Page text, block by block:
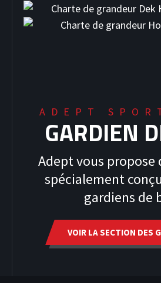
ADEPT
GARDIEN
Adept vous propose
spécialement
gardiens de
VOIR LA SECTION DES